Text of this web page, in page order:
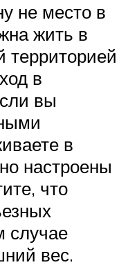
не место в
жить в
в
вы
в
настроены
что
случае
вес.